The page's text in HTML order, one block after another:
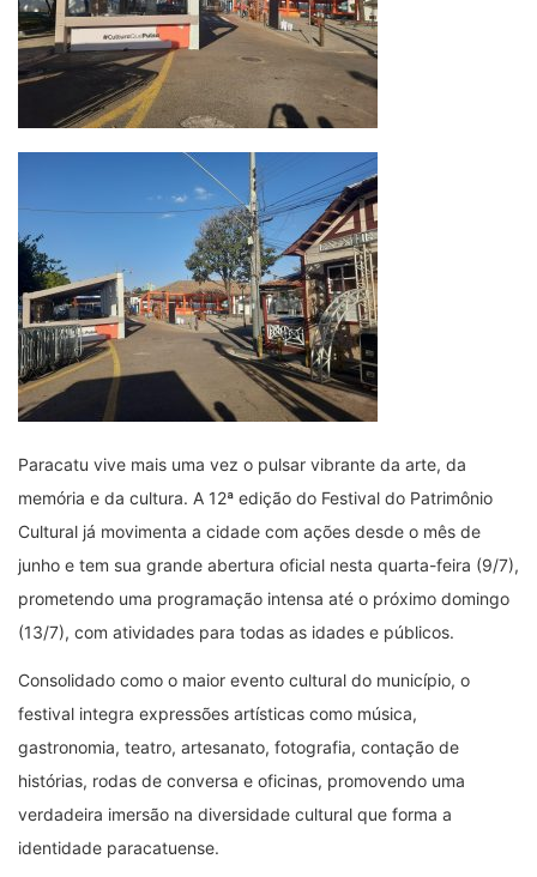
Paracatu vive mais uma vez o pulsar vibrante da arte, da
memória e da cultura. A 12ª edição do Festival do Patrimônio
Cultural já movimenta a cidade com ações desde o mês de
junho e tem sua grande abertura oficial nesta quarta-feira (9/7),
prometendo uma programação intensa até o próximo domingo
(13/7), com atividades para todas as idades e públicos.
Consolidado como o maior evento cultural do município, o
festival integra expressões artísticas como música,
gastronomia, teatro, artesanato, fotografia, contação de
histórias, rodas de conversa e oficinas, promovendo uma
verdadeira imersão na diversidade cultural que forma a
identidade paracatuense.